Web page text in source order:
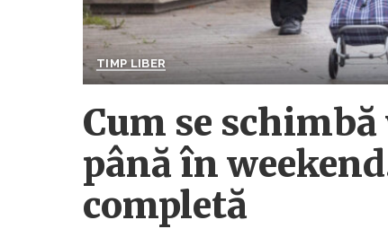
TIMP LIBER
Cum se
până în
completă